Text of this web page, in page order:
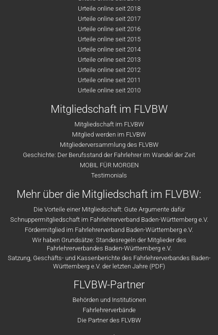
Urteile online seit 2018
Urteile online seit 2017
Urteile online seit 2016
Urteile online seit 2015
Urteile online seit 2014
Urteile online seit 2013
Urteile online seit 2012
Urteile online seit 2011
Urteile online seit 2010
Mitgliedschaft im FLVBW
Mitgliedschaft im FLVBW
Mitglied werden im FLVBW
Mitgliederversammlung des FLVBW
Geschichte: Der Berufsstand der Fahrlehrer im Wandel der Zeit
MOBIL FÜR MORGEN
Testimonials
Mehr über die Mitgliedschaft im FLVBW:
Die Vorteile einer Mitgliedschaft: Gute Argumente dafür
Schnuppermitgliedschaft im Fahrlehrerverband Baden-Württemberg e.V.
Fördermitglied im Fahrlehrerverband Baden-Württemberg e.V.
Wir haben Grundsätze: Standesregeln der Mitglieder des
Fahrlehrerverbandes Baden-Württemberg e.V.
Satzung, Geschäfts- und Kassenberichte des Fahrlehrerverbandes Baden-
Württemberg e.V. der letzten Jahre (PDF)
FLVBW-Partner
Behörden und Institutionen
Fahrlehrerverbände
Die Partner des FLVBW